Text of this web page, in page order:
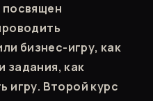
посвящен
бизнес-игру, как
задания, как
игру. Второй курс